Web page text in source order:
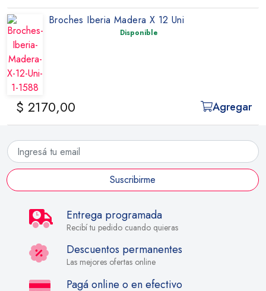
Broches Iberia Madera X 12 Uni
Disponible
$ 2170,00 Agregar
Suscribirme
Entrega programada
Recibí tu pedido cuando quieras
Descuentos permanentes
Las mejores ofertas online
Pagá online o en efectivo